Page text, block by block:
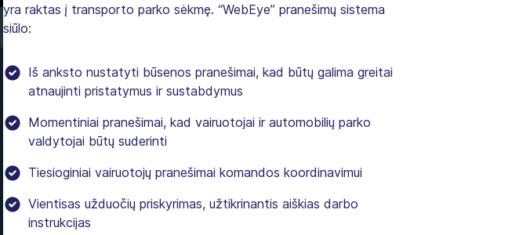
yra raktas į transporto parko sėkmę. “WebEye” pranešimų sistema
siūlo:
Iš anksto nustatyti būsenos pranešimai, kad būtų galima greitai
atnaujinti pristatymus ir sustabdymus
Momentiniai pranešimai, kad vairuotojai ir automobilių parko
valdytojai būtų suderinti
Tiesioginiai vairuotojų pranešimai komandos koordinavimui
Vientisas užduočių priskyrimas, užtikrinantis aiškias darbo
instrukcijas